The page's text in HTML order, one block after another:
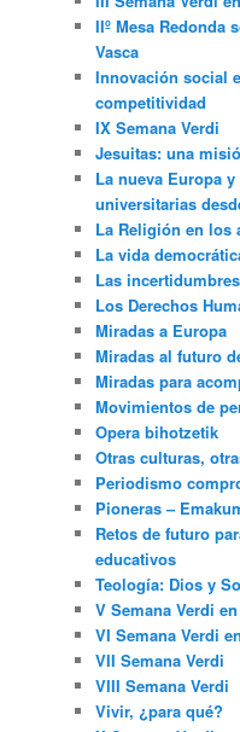
IIº Mesa Redonda
Vasca
Innovación social
competitividad
IX Semana Verdi
Jesuitas: una
La nueva Europa
universitarias
La Religión en los
La vida
Las
Los Derechos
Miradas a Europa
Miradas al futuro
Miradas para
Movimientos de
Opera bihotzetik
Otras culturas,
Periodismo
Pioneras –
Retos de futuro
educativos
Teología: Dios y
V Semana Verdi
VI Semana Verdi
VII Semana Verdi
VIII Semana Verdi
Vivir, ¿para qué?